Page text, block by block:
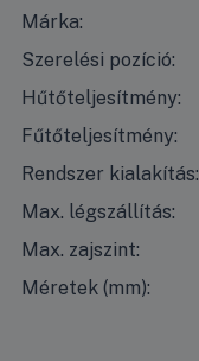
Márka:
Szerelési pozíció:
Hűtőteljesítmény:
Fűtőteljesítmény:
Rendszer kialakítás:
Max. légszállítás:
Max. zajszint:
Méretek (mm):